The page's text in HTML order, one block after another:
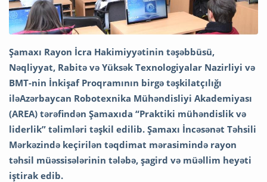
Şamaxı Rayon İcra Hakimiyyətinin təşəbbüsü,
Nəqliyyat, Rabitə və Yüksək Texnologiyalar Nazirliyi və
BMT-nin İnkişaf Proqramının birgə təşkilatçılığı
iləAzərbaycan Robotexnika Mühəndisliyi Akademiyası
(AREA) tərəfindən Şamaxıda “Praktiki mühəndislik və
liderlik” təlimləri təşkil edilib. Şamaxı İncəsənət Təhsili
Mərkəzində keçirilən təqdimat mərasimində rayon
təhsil müəssisələrinin tələbə, şagird və müəllim heyəti
iştirak edib.